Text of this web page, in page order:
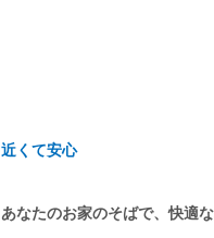
近くて安心
あなたのお家のそばで、快適